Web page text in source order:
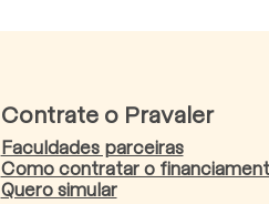
Contrate o Pravaler
Faculdades parceiras
Como contratar o
Quero simular